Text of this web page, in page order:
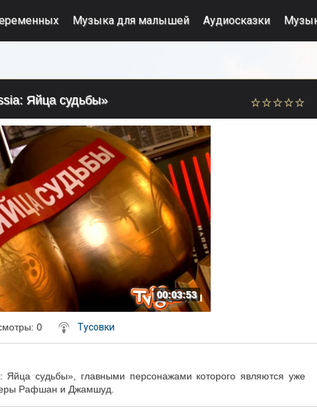
Музыка для малышей Аудиосказки
Яйца судьбы»
00:03:53
: 0 Тусовки
судьбы», главными персонажами которого являются уже
Рафшан и Джамшуд.